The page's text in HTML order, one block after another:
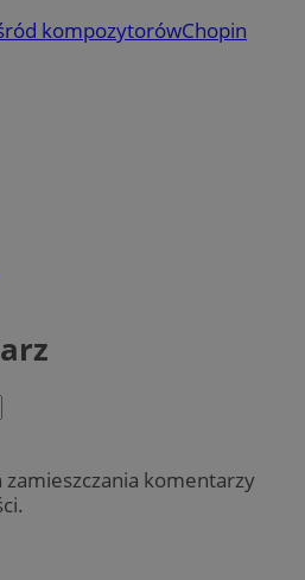
kompozytorówChopin
komentarzy